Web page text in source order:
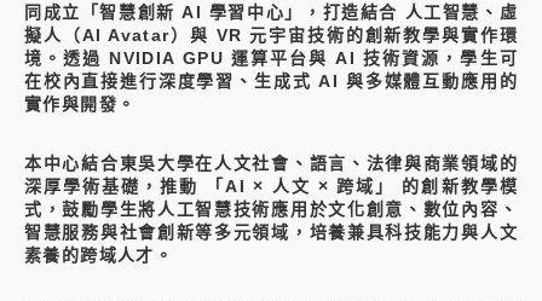
同成立「智慧創新 AI 學習中心」，打造結合
人工智慧、虛
擬人（AI Avatar）與 VR元宇宙技術的創新教學與實作環
境。透過 NVIDIA GPU運算平台與 AI技術資源，學生可
在校內直接進行深度學習、生成式 AI 與多媒體互動應用的
實作與開發。
本中心結合東吳大學在人文社會、語言、法律與商業領域的
深厚學術基礎，推動
「AI × 人文 × 跨域」
的創新教學模
式，鼓勵學生將人工智慧技術應用於文化創意、數位內容、
智慧服務與社會創新等多元領域，培養兼具科技能力與人文
素養的跨域人才。